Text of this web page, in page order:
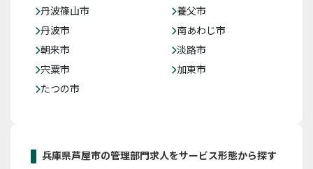
丹波篠山市
養父市
丹波市
南あわじ市
朝来市
淡路市
宍粟市
加東市
たつの市
兵庫県芦屋市の管理部門求人をサービス形態から探す